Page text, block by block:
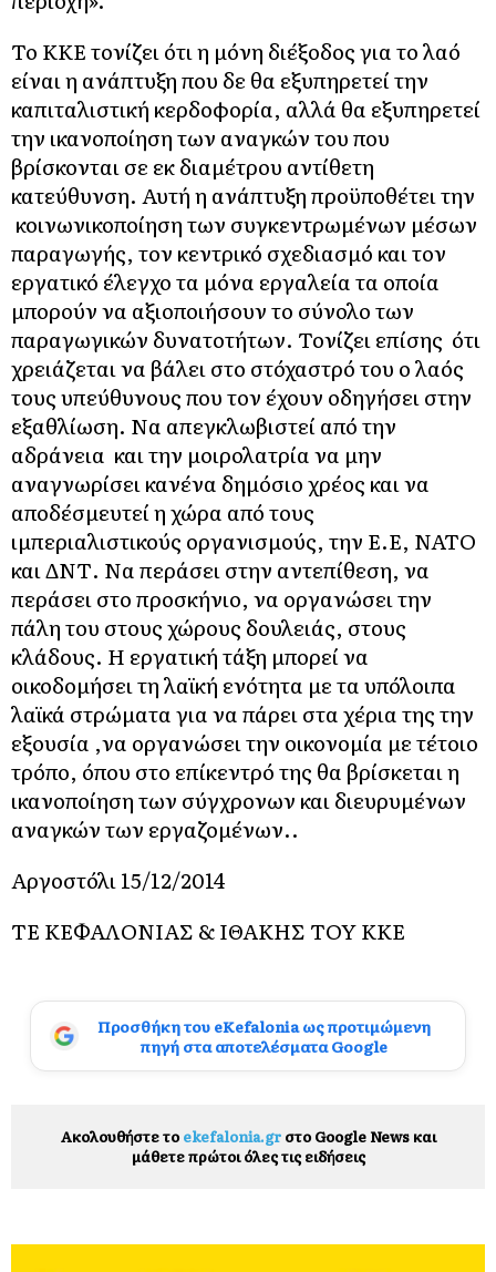
Το ΚΚΕ τονίζει ότι η μόνη διέξοδος για το λαό
είναι η ανάπτυξη που δε θα εξυπηρετεί την
καπιταλιστική κερδοφορία, αλλά θα εξυπηρετεί
την ικανοποίηση των αναγκών του που
βρίσκονται σε εκ διαμέτρου αντίθετη
κατεύθυνση. Αυτή η ανάπτυξη προϋποθέτει την
κοινωνικοποίηση των συγκεντρωμένων μέσων
παραγωγής, τον κεντρικό σχεδιασμό και τον
εργατικό έλεγχο τα μόνα εργαλεία τα οποία
μπορούν να αξιοποιήσουν το σύνολο των
παραγωγικών δυνατοτήτων. Τονίζει επίσης ότι
χρειάζεται να βάλει στο στόχαστρό του ο λαός
τους υπεύθυνους που τον έχουν οδηγήσει στην
εξαθλίωση. Να απεγκλωβιστεί από την
αδράνεια και την μοιρολατρία να μην
αναγνωρίσει κανένα δημόσιο χρέος και να
αποδέσμευτεί η χώρα από τους
ιμπεριαλιστικούς οργανισμούς, την Ε.Ε, ΝΑΤΟ
και ΔΝΤ. Να περάσει στην αντεπίθεση, να
περάσει στο προσκήνιο, να οργανώσει την
πάλη του στους χώρους δουλειάς, στους
κλάδους. Η εργατική τάξη μπορεί να
οικοδομήσει τη λαϊκή ενότητα με τα υπόλοιπα
λαϊκά στρώματα για να πάρει στα χέρια της την
εξουσία ,να οργανώσει την οικονομία με τέτοιο
τρόπο, όπου στο επίκεντρό της θα βρίσκεται η
ικανοποίηση των σύγχρονων και διευρυμένων
αναγκών των εργαζομένων..
Αργοστόλι 15/12/2014
ΤΕ ΚΕΦΑΛΟΝΙΑΣ & ΙΘΑΚΗΣ ΤΟΥ ΚΚΕ
Προσθήκη του eKefalonia ως προτιμώμενη
πηγή στα αποτελέσματα Google
Ακολουθήστε το ekefalonia.grστο Google News και
μάθετε πρώτοι όλες τις ειδήσεις